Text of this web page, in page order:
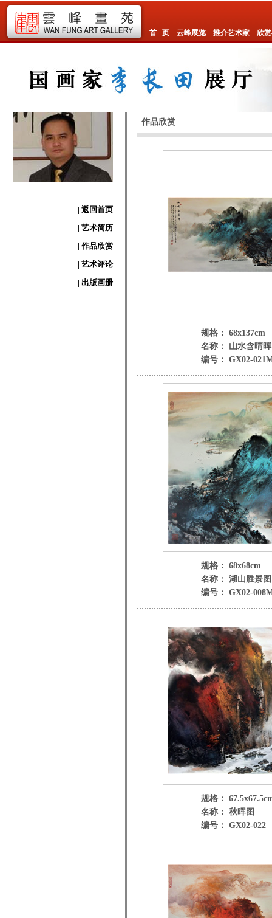
首 页 云峰展览 推介艺术家 欣
| 返回首页
| 艺术简历
| 作品欣赏
| 艺术评论
| 出版画册
作品欣赏
规格： 68x137cm
名称： 山水含晴晖
编号： GX02-
规格： 68x68cm
名称： 湖山胜景图
编号： GX02-
规格：
名称： 秋晖图
编号： GX02-022